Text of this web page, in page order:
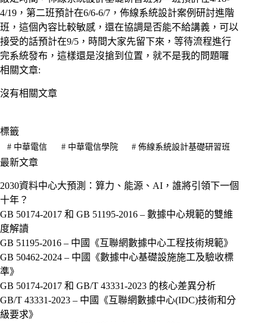
4/19，第二班預計在6/6-6/7，佈線系統設計案例研討進階
班，這個內容比較敏感，還在協調是否能不給講義，可以
接受的話預計在9/5，時間大家先留下來，等待流程進行
完系統發布，這樣還是沒搶到位置，就不是我的問題囉
相關文章:
沒有相關文章
標籤
#中華電信 #中華電信學院 # 佈線系統設計基礎研習班
最新文章
2030資料中心大預測：算力、能源、AI，誰將引領下一個
十年？
GB 50174-2017 和 GB 51195-2016 – 數據中心規範的雙維
度解讀
GB 51195-2016 – 中國《互聯網數據中心工程技術規範》
GB 50462-2024 – 中國《數據中心基礎設施施工及驗收標
準》
GB 50174-2017 和 GB/T 43331-2023 的核心差異分析
GB/T 43331-2023 – 中國《互聯網數據中心(IDC)技術和分
級要求》